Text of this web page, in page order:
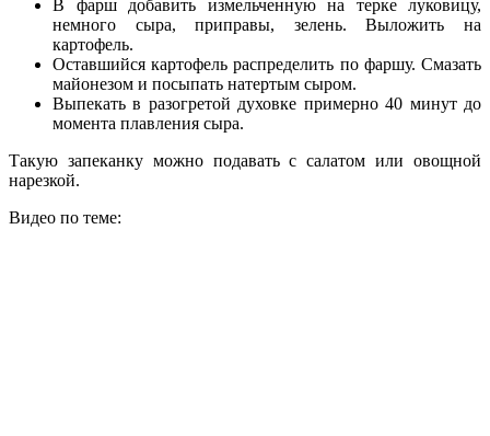
В фарш добавить измельченную на терке луковицу,
немного сыра, приправы, зелень. Выложить на
картофель.
Оставшийся картофель распределить по фаршу. Смазать
майонезом и посыпать натертым сыром.
Выпекать в разогретой духовке примерно 40 минут до
момента плавления сыра.
Такую запеканку можно подавать с салатом или овощной
нарезкой.
Видео по теме: